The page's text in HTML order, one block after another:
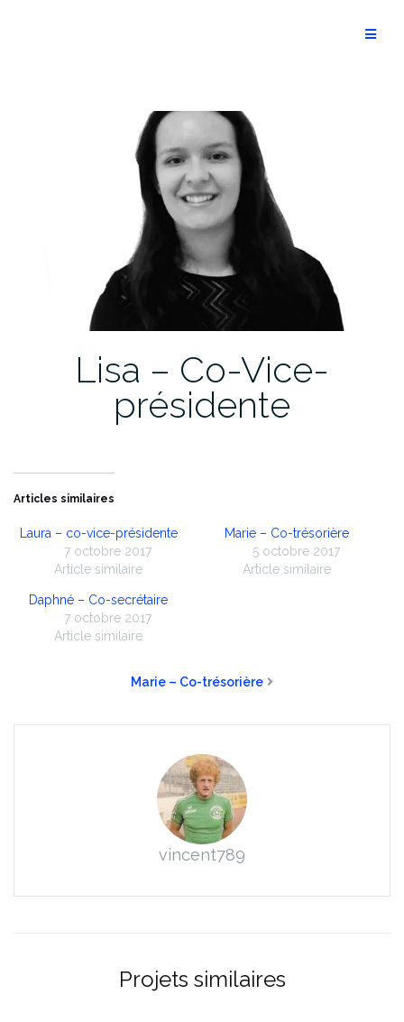
Lisa – Co-Vice-
présidente
Articles similaires
Laura – co-vice-présidente
7 octobre 2017
Article similaire
Marie – Co-trésorière
5 octobre 2017
Article similaire
Daphné – Co-secrétaire
7 octobre 2017
Article similaire
Marie – Co-trésorière
vincent789
Projets similaires